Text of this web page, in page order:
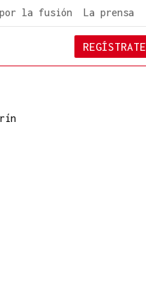
la fusión La prensa
REGÍSTRATE